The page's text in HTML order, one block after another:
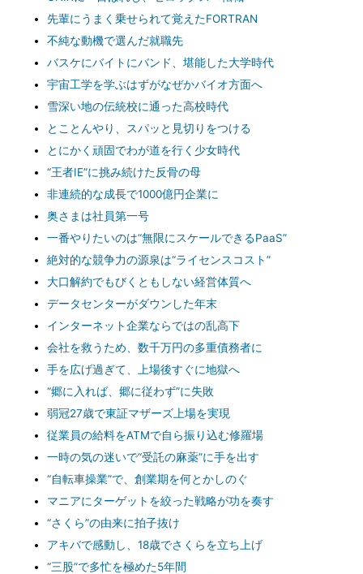
先輩にうまく乗せられて覚えたFORTRAN
不純な動機で選んだ就職先
バスケにバイトにバンド、堪能した大学時代
宇宙工学を学ぶはずがなぜかバイオ方面へ
雪深い地の伝統校に通った高校時代
とことんやり、スパッと見切りをつける
とにかく頑固でわが道を行く少女時代
“王者IE”に挑み続けた反骨の母
非連続的な成長で1000億円企業に
奥さまは社員第一号
一番やりたいのは“無限にスケールできるPaaS”
絶対的な競争力の源泉は“ライセンスコスト”
大口解約でもびくともしない経営体質へ
データセンターがダウンした年末
インターネット企業ならではの乱高下
会社を救うため、数千万円の多重債務者に
手を広げ過ぎて、上場後すぐに地獄へ
“郷に入れば、郷に従わず”に失敗
弱冠27歳で東証マザーズ上場を実現
従業員の給料をATMで自ら振り込む修羅場
一時の気の迷いで“受託の麻薬”に手を出す
“自転車操業”で、創業期を何とかしのぐ
マニアにターゲットを絞った戦略が功を奏す
“さくら”の由来に拍子抜け
アキバで感動し、18歳でさくらを立ち上げ
“三股”で多忙を極めた5年間